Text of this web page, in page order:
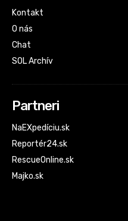
Kontakt
O nás
Chat
SOL Archív
Partneri
NaEXpedíciu.sk
Reportér24.sk
RescueOnline.sk
Majko.sk